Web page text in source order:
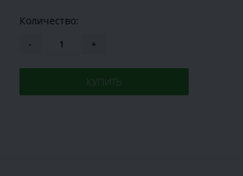
Количество:
- +
КУПИТЬ